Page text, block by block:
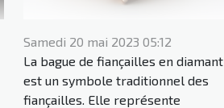
Samedi 20 mai 2023 05:12
La bague de fiançailles en diamant
est un symbole traditionnel des
fiançailles. Elle représente